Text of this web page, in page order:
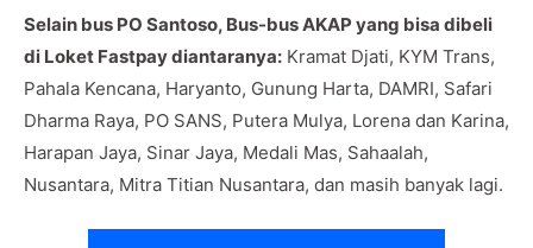
Selain bus PO Santoso, Bus-bus AKAP yang bisa dibeli
di Loket Fastpay diantaranya: Kramat Djati, KYM Trans,
Pahala Kencana, Haryanto, Gunung Harta, DAMRI, Safari
Dharma Raya, PO SANS, Putera Mulya, Lorena dan Karina,
Harapan Jaya, Sinar Jaya, Medali Mas, Sahaalah,
Nusantara, Mitra Titian Nusantara, dan masih banyak lagi.